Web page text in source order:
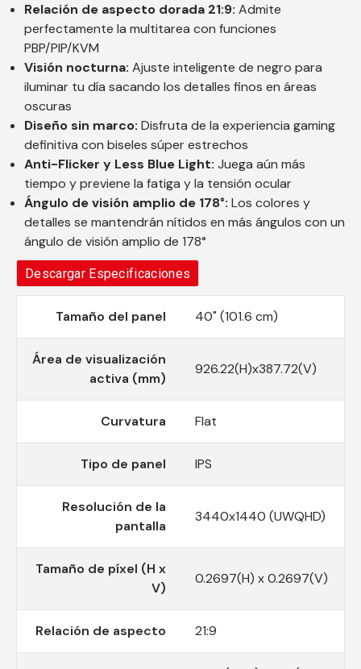
Relación de aspecto dorada 21:9: Admite
perfectamente la multitarea con funciones
PBP/PIP/KVM
Visión nocturna: Ajuste inteligente de negro para
iluminar tu día sacando los detalles finos en áreas
oscuras
Diseño sin marco: Disfruta de la experiencia gaming
definitiva con biseles súper estrechos
Anti-Flicker y Less Blue Light: Juega aún más
tiempo y previene la fatiga y la tensión ocular
Ángulo de visión amplio de 178°: Los colores y
detalles se mantendrán nítidos en más ángulos con un
ángulo de visión amplio de 178°
Descargar Especificaciones
Tamaño del panel 40" (101.6 cm)
Área de visualización
activa (mm)
926.22(H)x387.72(V)
Curvatura Flat
Tipo de panel IPS
Resolución de la
pantalla
3440x1440 (UWQHD)
Tamaño de píxel (H x
V)
0.2697(H) x 0.2697(V)
Relación de aspecto 21:9